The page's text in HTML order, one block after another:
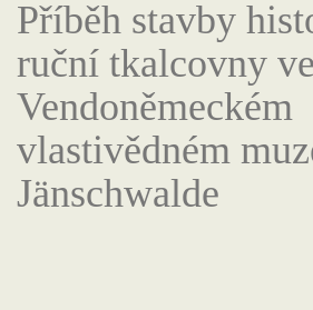
Příběh stavby
ruční tkalcovny ve
Vendoněmeckém
vlastivědném
Jänschwalde